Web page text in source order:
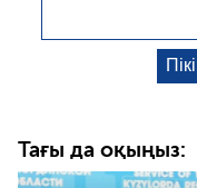
Тағы да оқыңыз: